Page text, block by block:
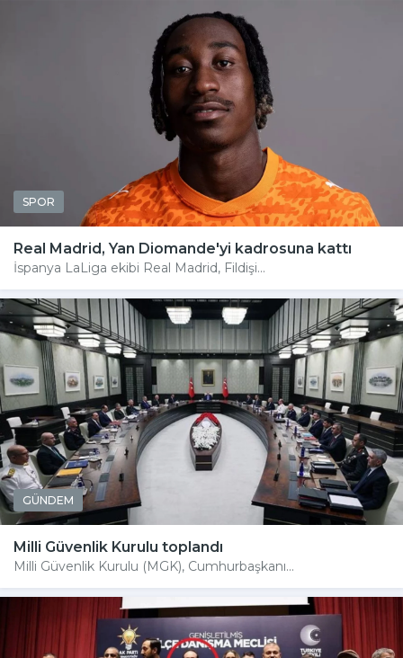
SPOR
Real Madrid, Yan Diomande'yi kadrosuna kattı
İspanya LaLiga ekibi Real Madrid, Fildişi...
GÜNDEM
Milli Güvenlik Kurulu toplandı
Milli Güvenlik Kurulu (MGK), Cumhurbaşkanı...